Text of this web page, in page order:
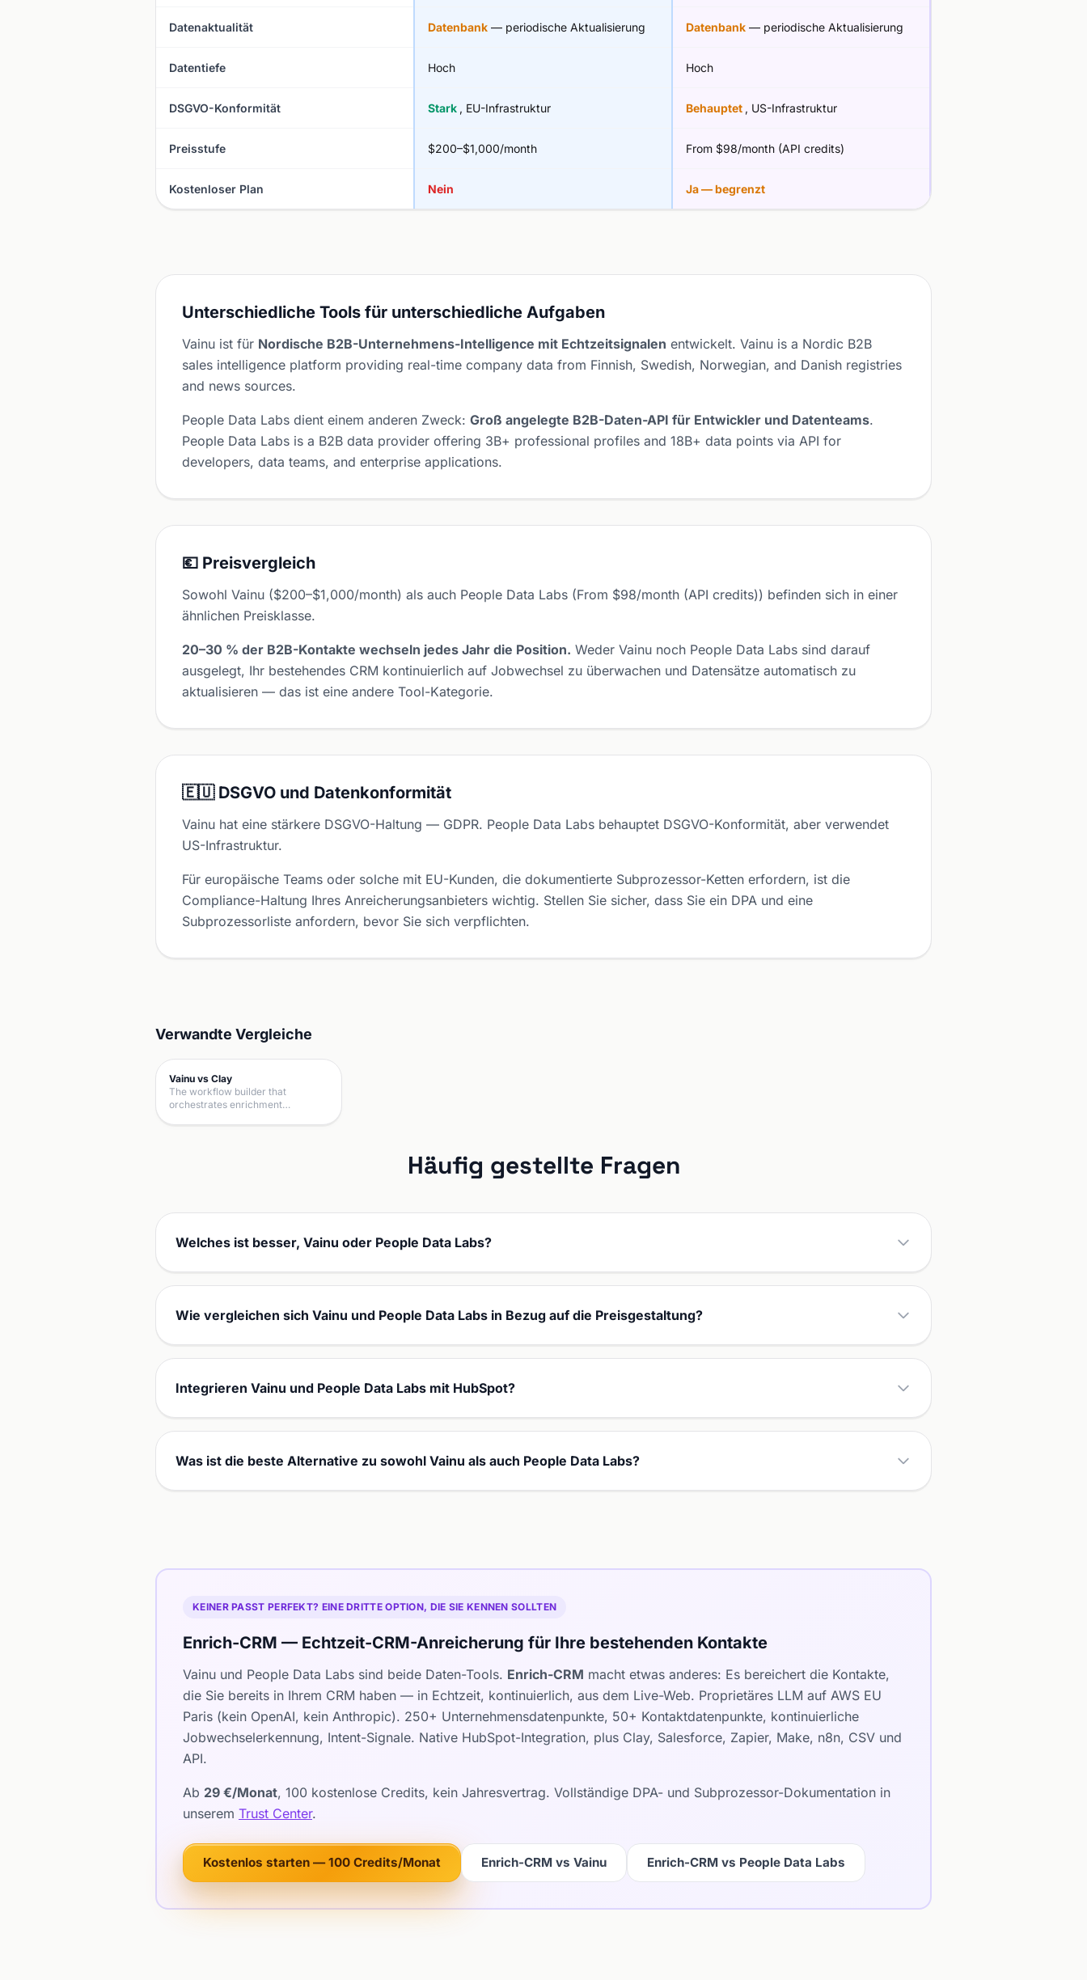
Datenaktualität Datenbank — periodische Aktualisierung Datenbank — periodische Aktualisierung
Datentiefe Hoch Hoch
DSGVO-Konformität Stark , EU-Infrastruktur Behauptet , US-Infrastruktur
Preisstufe $200–$1,000/month From $98/month (API credits)
Kostenloser Plan Nein Ja — begrenzt
Unterschiedliche Tools für unterschiedliche Aufgaben
Vainu ist für Nordische B2B-Unternehmens-Intelligence mit Echtzeitsignalen entwickelt. Vainu is a Nordic B2B
sales intelligence platform providing real-time company data from Finnish, Swedish, Norwegian, and Danish registries
and news sources.
People Data Labs dient einem anderen Zweck: Groß angelegte B2B-Daten-API für Entwickler und Datenteams.
People Data Labs is a B2B data provider offering 3B+ professional profiles and 18B+ data points via API for
developers, data teams, and enterprise applications.
💶 Preisvergleich
Sowohl Vainu ($200–$1,000/month) als auch People Data Labs (From $98/month (API credits)) befinden sich in einer
ähnlichen Preisklasse.
20–30 % der B2B-Kontakte wechseln jedes Jahr die Position. Weder Vainu noch People Data Labs sind darauf
ausgelegt, Ihr bestehendes CRM kontinuierlich auf Jobwechsel zu überwachen und Datensätze automatisch zu
aktualisieren — das ist eine andere Tool-Kategorie.
🇪🇺 DSGVO und Datenkonformität
Vainu hat eine stärkere DSGVO-Haltung — GDPR. People Data Labs behauptet DSGVO-Konformität, aber verwendet
US-Infrastruktur.
Für europäische Teams oder solche mit EU-Kunden, die dokumentierte Subprozessor-Ketten erfordern, ist die
Compliance-Haltung Ihres Anreicherungsanbieters wichtig. Stellen Sie sicher, dass Sie ein DPA und eine
Subprozessorliste anfordern, bevor Sie sich verpflichten.
Verwandte Vergleiche
Vainu vs Clay
The workflow builder that
orchestrates enrichment…
Häufig gestellte Fragen
Welches ist besser, Vainu oder People Data Labs?
Wie vergleichen sich Vainu und People Data Labs in Bezug auf die Preisgestaltung?
Integrieren Vainu und People Data Labs mit HubSpot?
Was ist die beste Alternative zu sowohl Vainu als auch People Data Labs?
KEINER PASST PERFEKT? EINE DRITTE OPTION, DIE SIE KENNEN SOLLTEN
Enrich-CRM — Echtzeit-CRM-Anreicherung für Ihre bestehenden Kontakte
Vainu und People Data Labs sind beide Daten-Tools. Enrich-CRM macht etwas anderes: Es bereichert die Kontakte,
die Sie bereits in Ihrem CRM haben — in Echtzeit, kontinuierlich, aus dem Live-Web. Proprietäres LLM auf AWS EU
Paris (kein OpenAI, kein Anthropic). 250+ Unternehmensdatenpunkte, 50+ Kontaktdatenpunkte, kontinuierliche
Jobwechselerkennung, Intent-Signale. Native HubSpot-Integration, plus Clay, Salesforce, Zapier, Make, n8n, CSV und
API.
Ab 29 €/Monat, 100 kostenlose Credits, kein Jahresvertrag. Vollständige DPA- und Subprozessor-Dokumentation in
unserem Trust Center.
Kostenlos starten — 100 Credits/Monat Enrich-CRM vs Vainu Enrich-CRM vs People Data Labs